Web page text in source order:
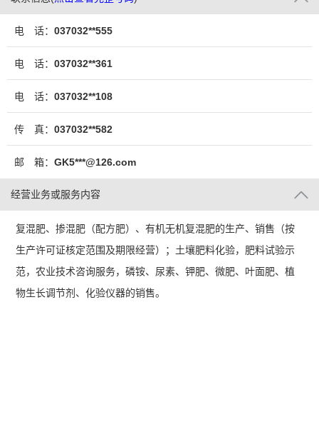
电 话： 037032**555
电 话： 037032**361
电 话： 037032**108
传 真： 037032**582
邮 箱： GK5***@126.com
经营业务或服务内容
复混肥、掺混肥（配方肥）、有机无机复混肥的生产、销售（按
生产许可证核定范围及期限经营）；土壤肥料化验，肥料试验示
范，农业技术咨询服务，磷铵、尿素、钾肥、微肥、叶面肥、植
物生长调节剂、化验仪器的销售。